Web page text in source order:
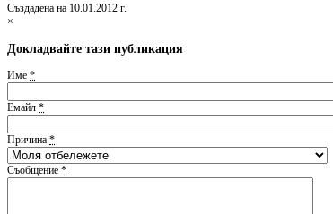
Създадена на 10.01.2012 г.
×
Докладвайте тази публикация
Име *
Емайл *
Причина *
Съобщение *